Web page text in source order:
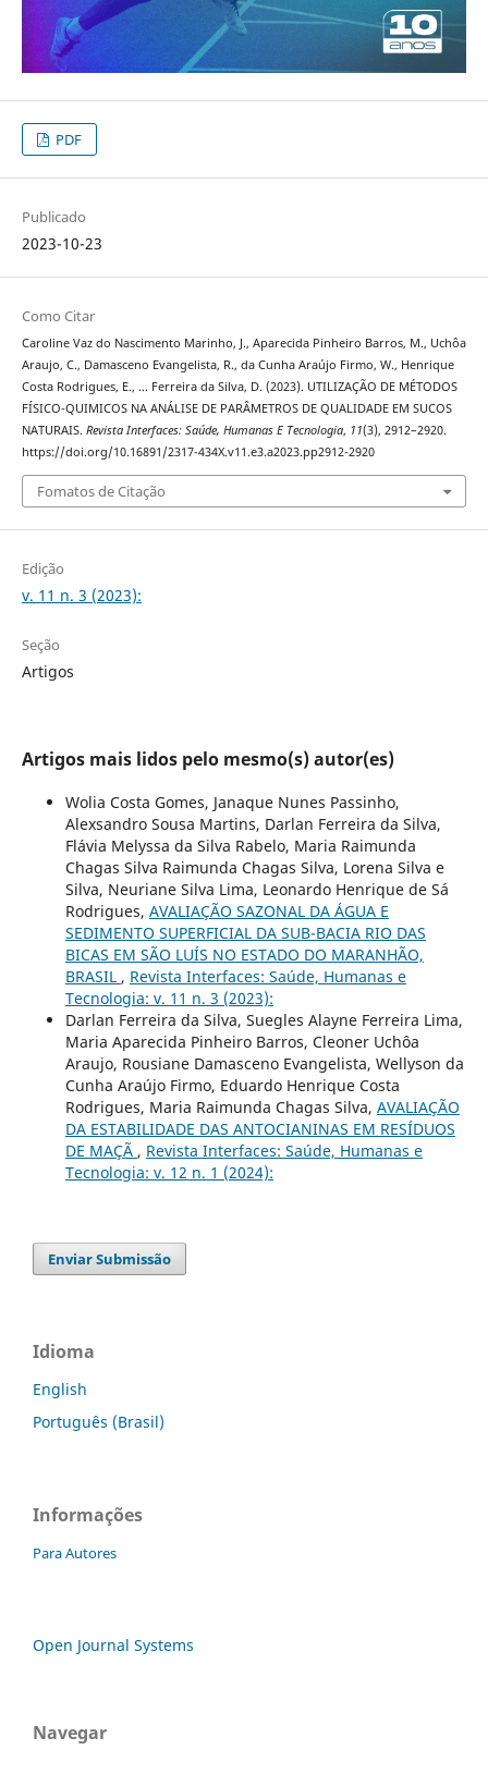
PDF
Publicado
2023-10-23
Como Citar
Caroline Vaz do Nascimento Marinho, J., Aparecida Pinheiro Barros, M., Uchôa
Araujo, C., Damasceno Evangelista, R., da Cunha Araújo Firmo, W., Henrique
Costa Rodrigues, E., … Ferreira da Silva, D. (2023). UTILIZAÇÃO DE MÉTODOS
FÍSICO-QUIMICOS NA ANÁLISE DE PARÂMETROS DE QUALIDADE EM SUCOS
NATURAIS. Revista Interfaces: Saúde, Humanas E Tecnologia, 11(3), 2912–2920.
https://doi.org/10.16891/2317-434X.v11.e3.a2023.pp2912-2920
Fomatos de Citação
Edição
v. 11 n. 3 (2023):
Seção
Artigos
Artigos mais lidos pelo mesmo(s) autor(es)
Wolia Costa Gomes, Janaque Nunes Passinho,
Alexsandro Sousa Martins, Darlan Ferreira da Silva,
Flávia Melyssa da Silva Rabelo, Maria Raimunda
Chagas Silva Raimunda Chagas Silva, Lorena Silva e
Silva, Neuriane Silva Lima, Leonardo Henrique de Sá
Rodrigues, AVALIAÇÃO SAZONAL DA ÁGUA E
SEDIMENTO SUPERFICIAL DA SUB-BACIA RIO DAS
BICAS EM SÃO LUÍS NO ESTADO DO MARANHÃO,
BRASIL , Revista Interfaces: Saúde, Humanas e
Tecnologia: v. 11 n. 3 (2023):
Darlan Ferreira da Silva, Suegles Alayne Ferreira Lima,
Maria Aparecida Pinheiro Barros, Cleoner Uchôa
Araujo, Rousiane Damasceno Evangelista, Wellyson da
Cunha Araújo Firmo, Eduardo Henrique Costa
Rodrigues, Maria Raimunda Chagas Silva, AVALIAÇÃO
DA ESTABILIDADE DAS ANTOCIANINAS EM RESÍDUOS
DE MAÇÃ , Revista Interfaces: Saúde, Humanas e
Tecnologia: v. 12 n. 1 (2024):
Enviar Submissão
Idioma
English
Português (Brasil)
Informações
Para Autores
Open Journal Systems
Navegar